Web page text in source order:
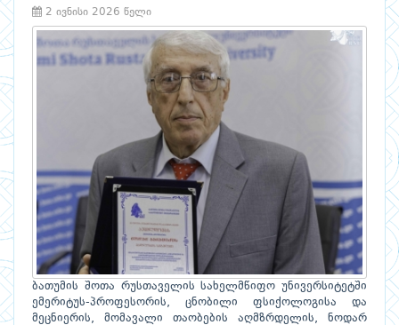
2 ივნისი 2026 წელი
ბათუმის შოთა რუსთაველის სახელმწიფო უნივერსიტეტში
ემერიტუს-პროფესორის, ცნობილი ფსიქოლოგისა და
მეცნიერის, მომავალი თაობების აღმზრდელის, ნოდარ